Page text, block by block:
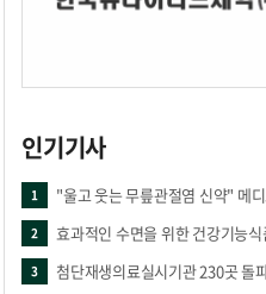
인기기사
1
2
3